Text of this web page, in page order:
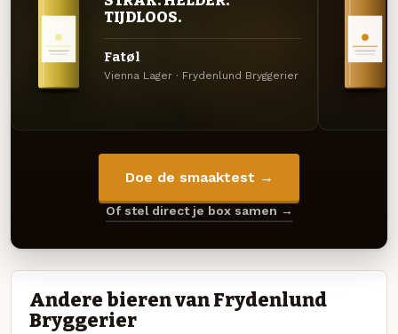
TIJDLOOS.
Fatøl
Vienna Lager · Frydenlund Bryggerier
Doe de smaaktest →
Of stel direct je box samen →
Andere bieren van Frydenlund
Bryggerier